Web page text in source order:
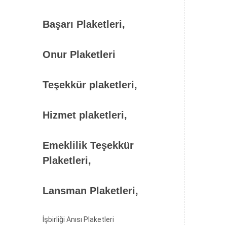
Başarı Plaketleri,
Onur Plaketleri
Teşekkür plaketleri,
Hizmet plaketleri,
Emeklilik Teşekkür
Plaketleri,
Lansman Plaketleri,
İşbirliği Anısı Plaketleri